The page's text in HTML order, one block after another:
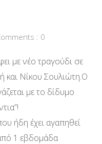
: 0
με νέο τραγούδι σε
και Νίκου Σουλιώτη.Ο
με το δίδυμο
ήδη έχει αγαπηθεί
1 εβδομάδα